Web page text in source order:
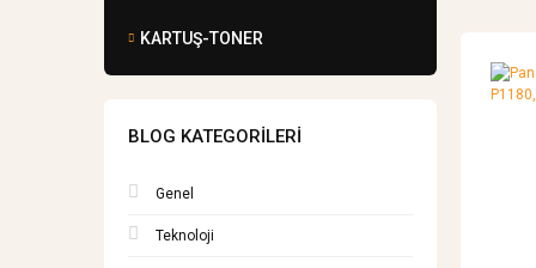
KARTUŞ-TONER
BLOG KATEGORILERI
Genel
Teknoloji